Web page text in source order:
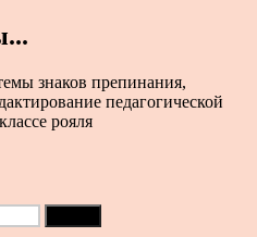
знаков препинания,
педагогической
рояля